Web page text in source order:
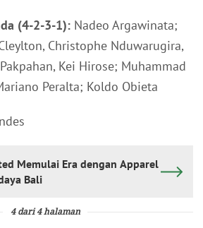
(4-2-3-1): Nadeo Argawinata;
Christophe Nduwarugira,
Kei Hirose; Muhammad
Peralta; Koldo Obieta
Memulai Era dengan Apparel
Bali
4 dari 4 halaman